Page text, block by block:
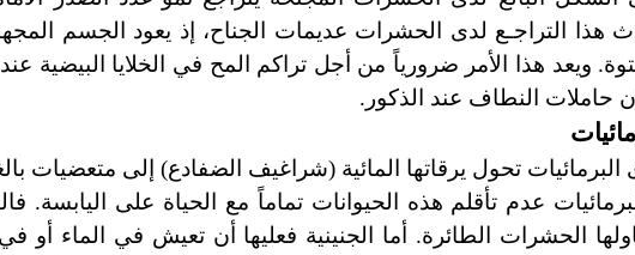
هذا التراجـع لدى الحشرات عديمات الجناح، إذ يعود الجسم
ويعد هذا الأمر ضرورياً من أجل تراكم المح في الخلايا البيضية
حاملات النطاف عند الذكور.
تحول يرقاتها المائية (شراغيف الضفادع)إلى متعضيات
عدم تأقلم هذه الحيوانات تماماً مع الحياة على اليابسة.
الحشرات الطائرة. أما الجنينية فعليها أن تعيش في الماء